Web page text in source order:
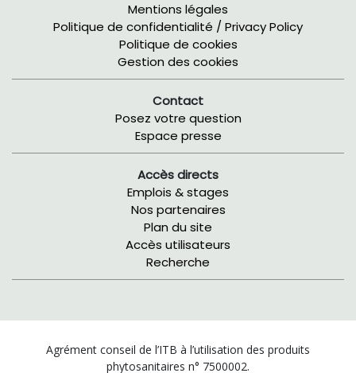
Mentions légales
Politique de confidentialité / Privacy Policy
Politique de cookies
Gestion des cookies
Contact
Posez votre question
Espace presse
Accès directs
Emplois & stages
Nos partenaires
Plan du site
Accès utilisateurs
Recherche
Agrément conseil de l’ITB à l’utilisation des produits
phytosanitaires n° 7500002.